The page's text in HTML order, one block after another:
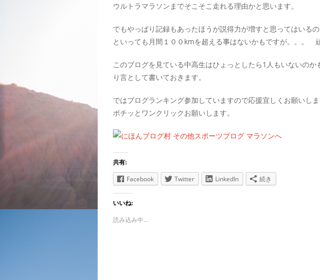
ウルトラマラソンまでそこそこ走れる理由かと思います。
でもやっぱり記録もあったほうが説得力が増すと思ってはいる
といっても月間１００kmを超える事はないかもですが。。。
このブログを見ている中高生はひょっとしたら1人もいないの
り言として書いておきます。
ではブログランキング参加していますので応援宜しくお願いし
ポチッとワンクリックお願いします。
共有:
Facebook
Twitter LinkedIn 続き
いいね:
読み込み中...